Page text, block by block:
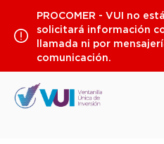
contenido
PROCOMER - VUI no
solicitará información
llamada ni por
comunicación.